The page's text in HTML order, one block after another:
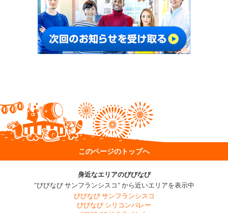
このページのトップへ
身近なエリアのびびなび
"びびなび サンフランシスコ" から近いエリアを表示中
びびなび サンフランシスコ
びびなび シリコンバレー